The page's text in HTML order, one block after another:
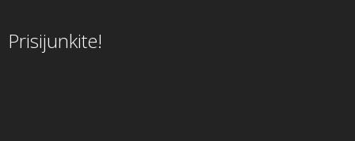
Prisijunkite!